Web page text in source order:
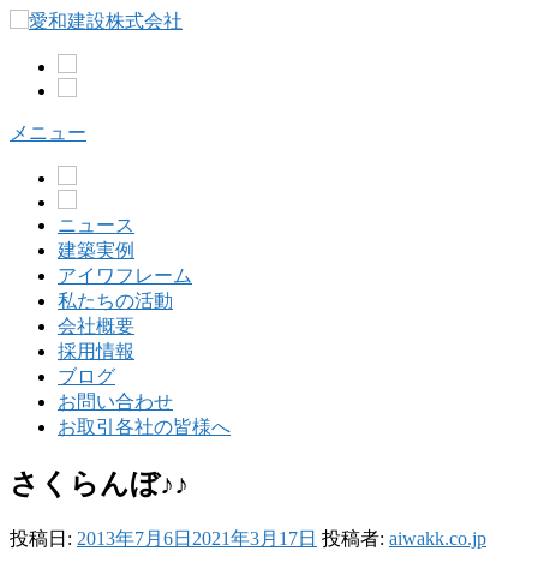
へ
メニュー
ニュース
建築実例
アイワフレーム
私たちの活動
会社概要
採用情報
ブログ
お問い合わせ
お取引各社の皆様へ
さくらんぼ♪♪
投稿日: 2013年7月6日 2021年3月17日 投稿者: aiwakk.co.jp